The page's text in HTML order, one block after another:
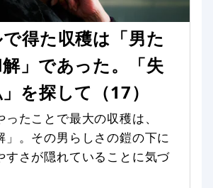
得た収穫は「男た
」であった。「失
を探して（17）
たことで最大の収穫は、
」。その男らしさの鎧の下に
すさが隠れていることに気づ